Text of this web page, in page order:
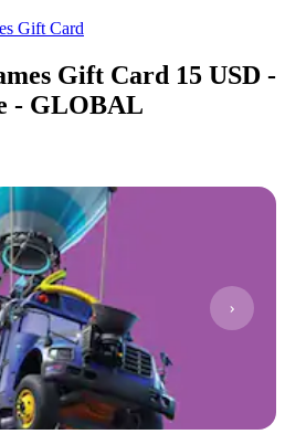
Gift Card
Gift Card 15 USD -
- GLOBAL